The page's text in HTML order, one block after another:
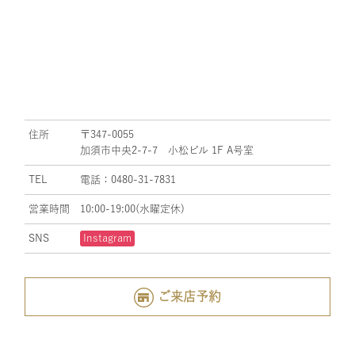
住所
〒347-0055
加須市中央2-7-7 小松ビル 1F A号室
TEL 電話：0480-31-7831
営業時間 10:00-19:00(水曜定休)
SNS Instagram
ご来店予約